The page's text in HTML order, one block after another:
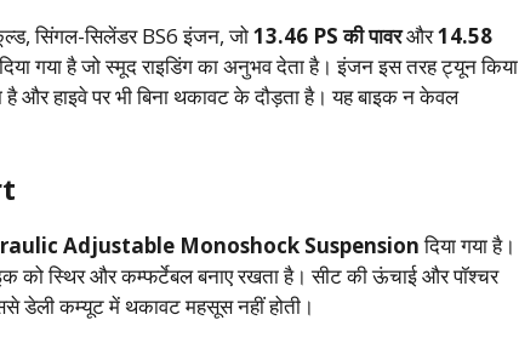
सिंगल-सिलेंडर BS6 इंजन, जो13.46 PS की पावरऔर14.58
गया है जो स्मूद राइडिंग का अनुभव देता है। इंजन इस तरह ट्यून किया
है और हाइवे पर भी बिना थकावट के दौड़ता है। यह बाइक न केवल
Adjustable Monoshock Suspensionदिया गया है।
स्थिर और कम्फर्टेबल बनाए रखता है। सीट की ऊंचाई और पॉश्चर
डेली कम्यूट में थकावट महसूस नहीं होती।